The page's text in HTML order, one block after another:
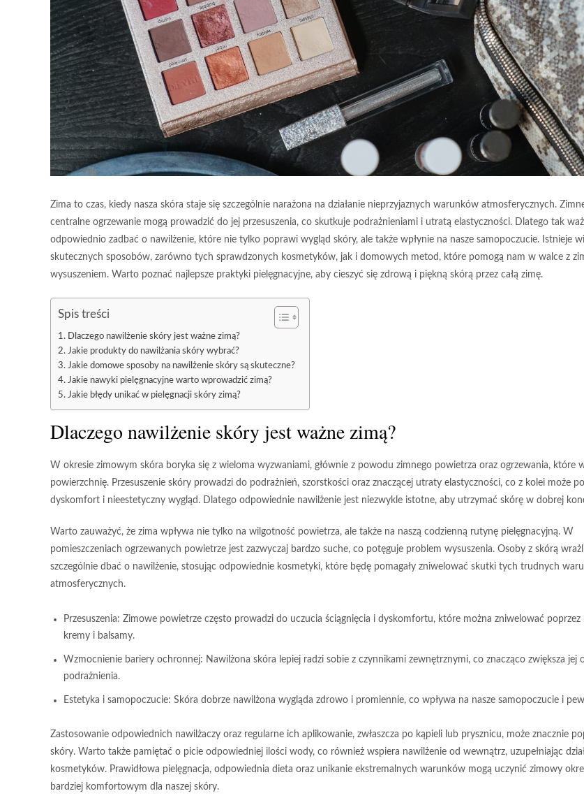
Zima to czas, kiedy nasza skóra staje się szczególnie narażona na działanie nieprzyjaznych warunków atmosferycznych.
centralne ogrzewanie mogą prowadzić do jej przesuszenia, co skutkuje podrażnieniami i utratą elastyczności. Dlatego tak
odpowiednio zadbać o nawilżenie, które nie tylko poprawi wygląd skóry, ale także wpłynie na nasze samopoczucie. Istnieje
skutecznych sposobów, zarówno tych sprawdzonych kosmetyków, jak i domowych metod, które pomogą nam w walce z
wysuszeniem. Warto poznać najlepsze praktyki pielęgnacyjne, aby cieszyć się zdrową i piękną skórą przez całą zimę.
Spis treści
Dlaczego nawilżenie skóry jest ważne zimą?
Jakie produkty do nawilżania skóry wybrać?
Jakie domowe sposoby na nawilżenie skóry są skuteczne?
Jakie nawyki pielęgnacyjne warto wprowadzić zimą?
Jakie błędy unikać w pielęgnacji skóry zimą?
Dlaczego nawilżenie skóry jest ważne zimą?
W okresie zimowym skóra boryka się z wieloma wyzwaniami, głównie z powodu zimnego powietrza oraz ogrzewania, które
powierzchnię. Przesuszenie skóry prowadzi do podrażnień, szorstkości oraz znaczącej utraty elastyczności, co z kolei może
dyskomfort i nieestetyczny wygląd. Dlatego odpowiednie nawilżenie jest niezwykle istotne, aby utrzymać skórę w dobrej
Warto zauważyć, że zima wpływa nie tylko na wilgotność powietrza, ale także na naszą codzienną rutynę pielęgnacyjną. W
pomieszczeniach ogrzewanych powietrze jest zazwyczaj bardzo suche, co potęguje problem wysuszenia. Osoby z skórą
szczególnie dbać o nawilżenie, stosując odpowiednie kosmetyki, które będę pomagały zniwelować skutki tych trudnych
atmosferycznych.
Przesuszenia: Zimowe powietrze często prowadzi do uczucia ściągnięcia i dyskomfortu, które można zniwelować poprzez
kremy i balsamy.
Wzmocnienie bariery ochronnej: Nawilżona skóra lepiej radzi sobie z czynnikami zewnętrznymi, co znacząco zwiększa jej
podrażnienia.
Estetyka i samopoczucie: Skóra dobrze nawilżona wygląda zdrowo i promiennie, co wpływa na nasze samopoczucie i
Zastosowanie odpowiednich nawilżaczy oraz regularne ich aplikowanie, zwłaszcza po kąpieli lub prysznicu, może znacznie
skóry. Warto także pamiętać o picie odpowiedniej ilości wody, co również wspiera nawilżenie od wewnątrz, uzupełniając
kosmetyków. Prawidłowa pielęgnacja, odpowiednia dieta oraz unikanie ekstremalnych warunków mogą uczynić zimowy
bardziej komfortowym dla naszej skóry.